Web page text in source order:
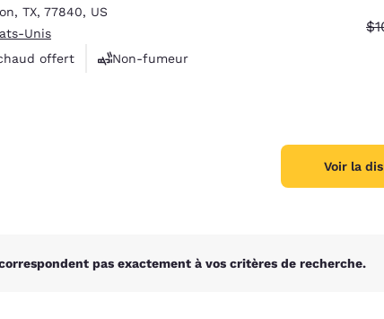
English
, TX, 77840, US
Unis
offert
Non-fumeur
Voir la
pas exactement à vos critères de recherche.